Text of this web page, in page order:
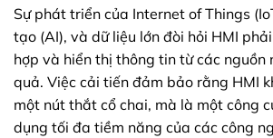
Sự phát triển của Internet of Things
tạo (AI), và dữ liệu lớn đòi hỏi HMI
hợp và hiển thị thông tin từ các nguồn
quả. Việc cải tiến đảm bảo rằng HMI
một nút thắt cổ chai, mà là một công
dụng tối đa tiềm năng của các công